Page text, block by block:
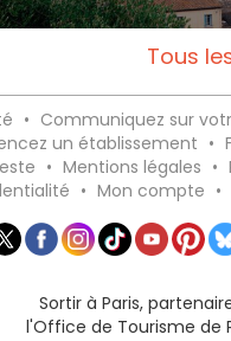
Tous
• Communiquez sur
un établissement •
• Mentions légales •
• Mon compte •
Sortir à Paris,
l'Office de Tourisme de